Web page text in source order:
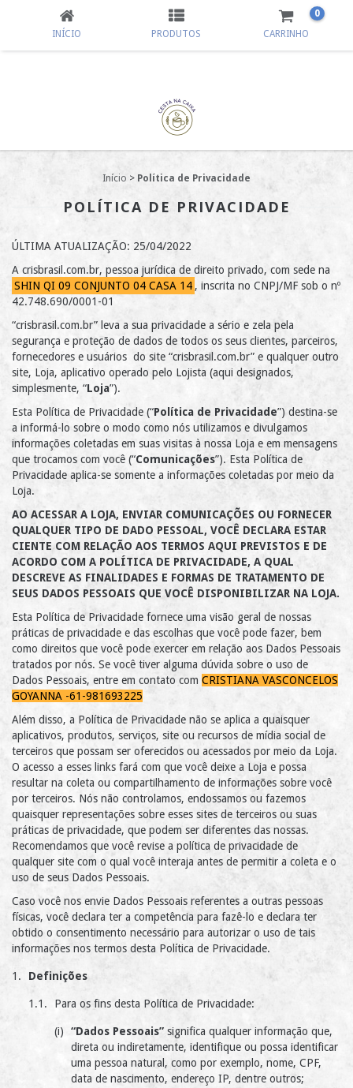
INÍCIO PRODUTOS CARRINHO
0
Início > Política de Privacidade
POLÍTICA DE PRIVACIDADE
ÚLTIMA ATUALIZAÇÃO: 25/04/2022
A crisbrasil.com.br, pessoa jurídica de direito privado, com sede na
SHIN QI 09 CONJUNTO 04 CASA 14 , inscrita no CNPJ/MF sob o nº
42.748.690/0001-01
“crisbrasil.com.br” leva a sua privacidade a sério e zela pela
segurança e proteção de dados de todos os seus clientes, parceiros,
fornecedores e usuários do site “crisbrasil.com.br” e qualquer outro
site, Loja, aplicativo operado pelo Lojista (aqui designados,
simplesmente, “Loja”).
Esta Política de Privacidade (“Política de Privacidade”) destina-se
a informá-lo sobre o modo como nós utilizamos e divulgamos
informações coletadas em suas visitas à nossa Loja e em mensagens
que trocamos com você (“Comunicações”). Esta Política de
Privacidade aplica-se somente a informações coletadas por meio da
Loja.
AO ACESSAR A LOJA, ENVIAR COMUNICAÇÕES OU FORNECER
QUALQUER TIPO DE DADO PESSOAL, VOCÊ DECLARA ESTAR
CIENTE COM RELAÇÃO AOS TERMOS AQUI PREVISTOS E DE
ACORDO COM A POLÍTICA DE PRIVACIDADE, A QUAL
DESCREVE AS FINALIDADES E FORMAS DE TRATAMENTO DE
SEUS DADOS PESSOAIS QUE VOCÊ DISPONIBILIZAR NA LOJA.
Esta Política de Privacidade fornece uma visão geral de nossas
práticas de privacidade e das escolhas que você pode fazer, bem
como direitos que você pode exercer em relação aos Dados Pessoais
tratados por nós. Se você tiver alguma dúvida sobre o uso de
Dados Pessoais, entre em contato com CRISTIANA VASCONCELOS
GOYANNA -61-981693225
Além disso, a Política de Privacidade não se aplica a quaisquer
aplicativos, produtos, serviços, site ou recursos de mídia social de
terceiros que possam ser oferecidos ou acessados por meio da Loja.
O acesso a esses links fará com que você deixe a Loja e possa
resultar na coleta ou compartilhamento de informações sobre você
por terceiros. Nós não controlamos, endossamos ou fazemos
quaisquer representações sobre esses sites de terceiros ou suas
práticas de privacidade, que podem ser diferentes das nossas.
Recomendamos que você revise a política de privacidade de
qualquer site com o qual você interaja antes de permitir a coleta e o
uso de seus Dados Pessoais.
Caso você nos envie Dados Pessoais referentes a outras pessoas
físicas, você declara ter a competência para fazê-lo e declara ter
obtido o consentimento necessário para autorizar o uso de tais
informações nos termos desta Política de Privacidade.
Definições
Para os fins desta Política de Privacidade:
“Dados Pessoais” significa qualquer informação que,
direta ou indiretamente, identifique ou possa identificar
uma pessoa natural, como por exemplo, nome, CPF,
data de nascimento, endereço IP, dentre outros;